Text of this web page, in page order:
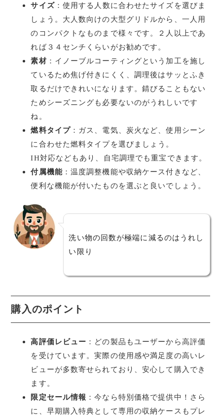
サイズ：使用する人数に合わせたサイズを選びま
しょう。大人数向けの大型グリドルから、一人用
のコンパクトなものまで様々です。２人以上であ
れば３４センチくらいがお勧めです。
素材：イノーブルコーティングという加工を施し
ているため焦げ付きにくく、調理後はサッとふき
取るだけできれいになります。錆びることもない
ためシーズニングも必要ないのがうれしいです
ね。
燃料タイプ ：ガス、電気、炭火など、使用シーン
に合わせた燃料タイプを選びましょう。
IH対応などもあり、自宅調理でも重宝できます。
付属機能：温度調整機能や収納ケース付きなど、
便利な機能が付いたものを選ぶと良いでしょう。
洗い物の回数が極端に減るのはうれし
い限り
購入のポイント
高評価レビュー ：どの製品もユーザーから高評価
を受けています。実際の使用感や満足度の高いレ
ビューが多数寄せられており、安心して購入でき
ます。
限定セール情報 ：今なら特別価格で提供中！さら
に、早期購入特典として専用の収納ケースもプレ